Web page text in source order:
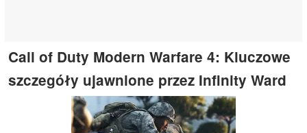
Call of Duty Modern Warfare 4: Kluczowe
szczegóły ujawnione przez Infinity Ward